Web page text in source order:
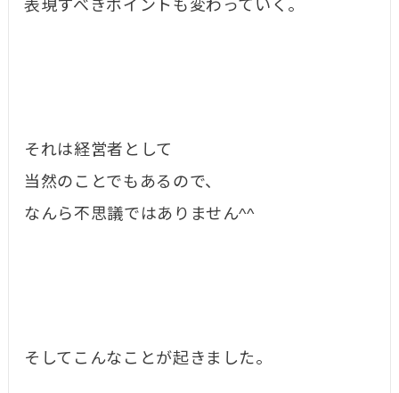
表現すべきポイントも変わっていく。
それは経営者として
当然のことでもあるので、
なんら不思議ではありません^^
そしてこんなことが起きました。